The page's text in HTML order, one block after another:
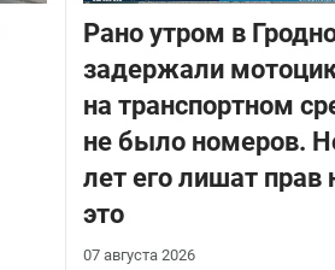
Рано утром в
задержали
на транспортном
не было номеров.
лет его лишат прав
это
07 августа 2026